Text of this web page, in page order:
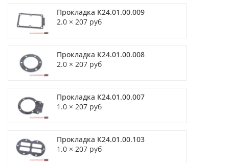
Прокладка К24.01.00.009
2.0 × 207 руб
Прокладка К24.01.00.008
2.0 × 207 руб
Прокладка К24.01.00.007
1.0 × 207 руб
Прокладка К24.01.00.103
1.0 × 207 руб